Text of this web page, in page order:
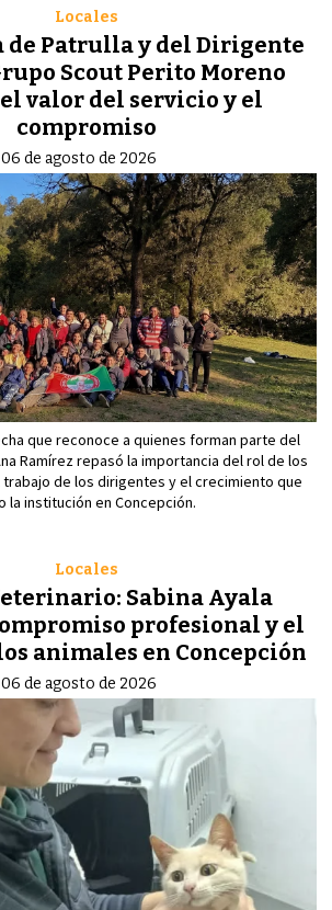
de Patrulla y del Dirigente
Scout Perito Moreno
valor del servicio y el
compromiso
Locales
06 de agosto de 2026
que reconoce a quienes forman parte del
Ramírez repasó la importancia del rol de los
de los dirigentes y el crecimiento que
la institución en Concepción.
Sabina Ayala
profesional y el
animales en Concepción
Locales
06 de agosto de 2026